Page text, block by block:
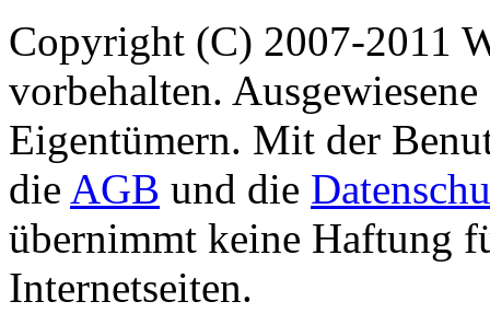
Copyright (C) 2007-2011
vorbehalten.
Eigentümern. Mit der
die AGB und die
übernimmt keine Haftung
Internetseiten.